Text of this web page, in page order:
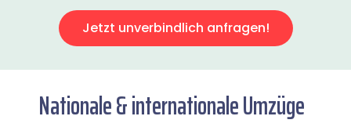
Jetzt unverbindlich anfragen!
Nationale & internationale Umzüge